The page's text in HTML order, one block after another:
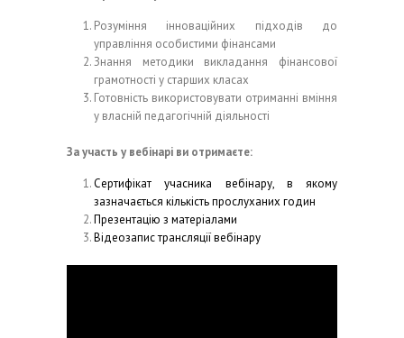
Розуміння інноваційних підходів до
управління особистими фінансами
Знання методики викладання фінансової
грамотності у старших класах
Готовність використовувати отриманні вміння
у власній педагогічній діяльності
За участь у вебінарі ви отримаєте:
Сертифікат учасника вебінару, в якому
зазначається кількість прослуханих годин
Презентацію з матеріалами
Відеозапис трансляції вебінару